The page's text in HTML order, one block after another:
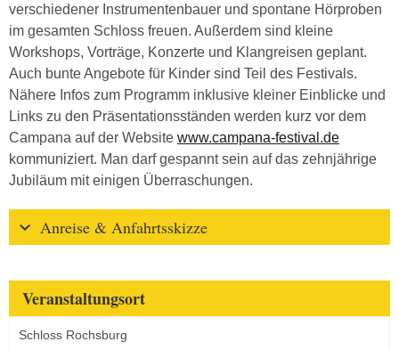
verschiedener Instrumentenbauer und spontane Hörproben
im gesamten Schloss freuen. Außerdem sind kleine
Workshops, Vorträge, Konzerte und Klangreisen geplant.
Auch bunte Angebote für Kinder sind Teil des Festivals.
Nähere Infos zum Programm inklusive kleiner Einblicke und
Links zu den Präsentationsständen werden kurz vor dem
Campana auf der Website www.campana-festival.de
kommuniziert. Man darf gespannt sein auf das zehnjährige
Jubiläum mit einigen Überraschungen.
Anreise & Anfahrtsskizze
Veranstaltungsort
Schloss Rochsburg